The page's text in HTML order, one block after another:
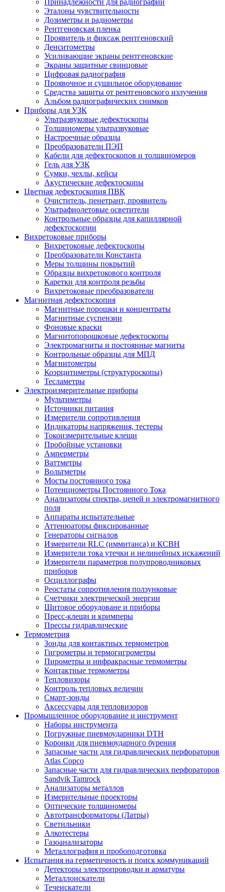
Принадлежности для радиографии
Эталоны чувствительности
Дозиметры и радиометры
Рентгеновская пленка
Проявитель и фиксаж рентгеновский
Денситометры
Усиливающие экраны рентгеновские
Экраны защитные свинцовые
Цифровая радиография
Проявочное и сушильное оборудование
Средства защиты от рентгеновского излучения
Альбом радиографических снимков
Приборы для УЗК
Ультразвуковые дефектоскопы
Толщиномеры ультразвуковые
Настроечные образцы
Преобразователи ПЭП
Кабели для дефектоскопов и толщиномеров
Гель для УЗК
Сумки, чехлы, кейсы
Акустические дефектоскопы
Цветная дефектоскопия ПВК
Очиститель, пенетрант, проявитель
Ультрафиолетовые осветители
Контрольные образцы для капиллярной
дефектоскопии
Вихретоковые приборы
Вихретоковые дефектоскопы
Преобразователи Константа
Меры толщины покрытий
Образцы вихретокового контроля
Каретки для контроля резьбы
Вихретоковые преобразователи
Магнитная дефектоскопия
Магнитные порошки и концентраты
Магнитные суспензии
Фоновые краски
Магнитопорошковые дефектоскопы
Электромагниты и постоянные магниты
Контрольные образцы для МПД
Магнитометры
Коэрцитиметры (структуроскопы)
Тесламетры
Электроизмерительные приборы
Мультиметры
Источники питания
Измерители сопротивления
Индикаторы напряжения, тестеры
Токоизмерительные клещи
Пробойные установки
Амперметры
Ваттметры
Вольтметры
Мосты постоянного тока
Потенциометры Постоянного Тока
Анализаторы спектра, цепей и электромагнитного
поля
Аппараты испытательные
Аттенюаторы фиксированные
Генераторы сигналов
Измерители RLC (иммитанса) и КСВН
Измерители тока утечки и нелинейных искажений
Измерители параметров полупроводниковых
приборов
Осциллографы
Реостаты сопротивления ползунковые
Счетчики электрической энергии
Щитовое оборудоване и приборы
Пресс-клещи и кримперы
Прессы гидравлические
Термометрия
Зонды для контактных термометров
Гигрометры и термогигрометры
Пирометры и инфракрасные термометры
Контактные термометры
Тепловизоры
Контроль тепловых величин
Смарт-зонды
Аксессуары для тепловизоров
Промышленное оборудование и инструмент
Наборы инструмента
Погружные пневмоударники DTH
Коронки для пневмоударного бурения
Запасные части для гидравлических перфораторов
Atlas Copco
Запасные части для гидравлических перфораторов
Sandvik Tamrock
Анализаторы металлов
Измерительные проекторы
Оптические толщиномеры
Автотрансформаторы (Латры)
Светильники
Алкотестеры
Газоанализаторы
Металлография и пробоподготовка
Испытания на герметичность и поиск коммуникаций
Детекторы электропроводки и арматуры
Металлоискатели
Течеискатели